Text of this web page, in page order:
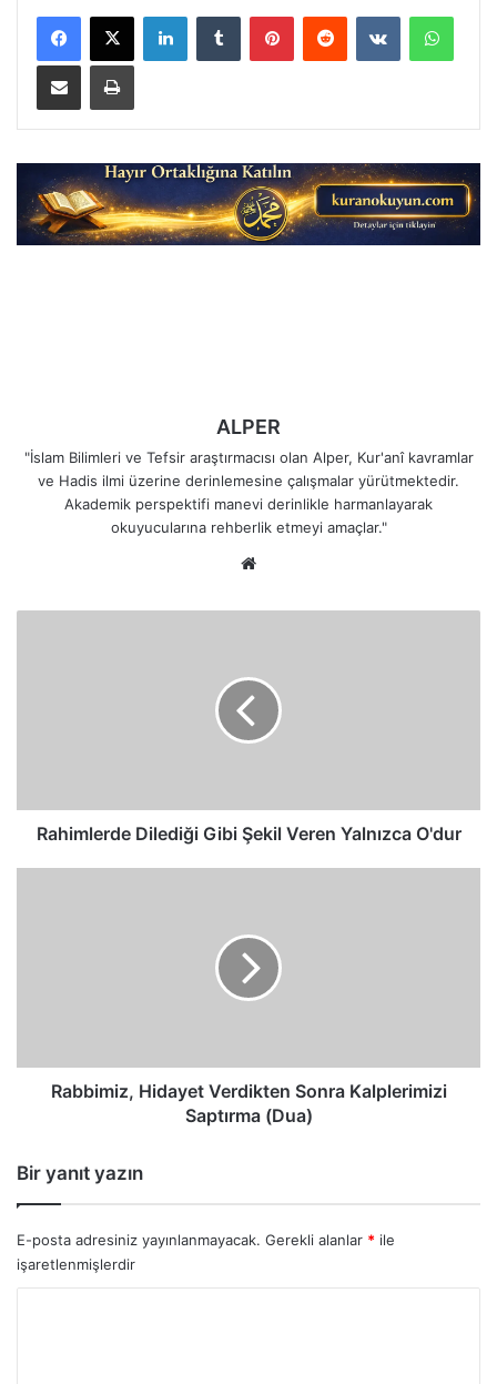
LinkedInTumblr PinterestReddit VKontakte
E-Posta ile paylaş Yazdır
ALPER
"İslam Bilimleri ve Tefsir araştırmacısı olan Alper, Kur'anî kavramlar
ve Hadis ilmi üzerine derinlemesine çalışmalar yürütmektedir.
Akademik perspektifi manevi derinlikle harmanlayarak
okuyucularına rehberlik etmeyi amaçlar."
Rahimlerde Dilediği Gibi Şekil Veren Yalnızca O'dur
Rabbimiz, Hidayet Verdikten Sonra Kalplerimizi
Saptırma (Dua)
Bir yanıt yazın
E-posta adresiniz yayınlanmayacak. Gerekli alanlar * ile
işaretlenmişlerdir